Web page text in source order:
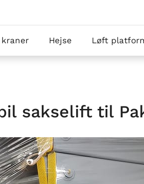
Hejse Løft
sakselift til